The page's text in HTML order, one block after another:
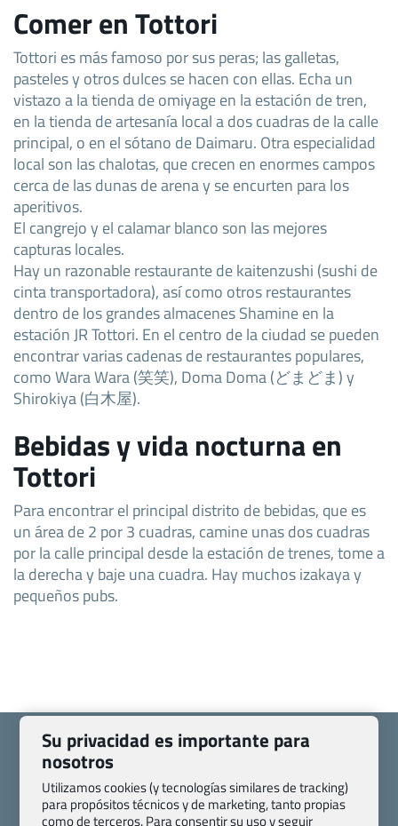
Comer en Tottori
Tottori es más famoso por sus peras; las galletas,
pasteles y otros dulces se hacen con ellas. Echa un
vistazo a la tienda de omiyage en la estación de tren,
en la tienda de artesanía local a dos cuadras de la calle
principal, o en el sótano de Daimaru. Otra especialidad
local son las chalotas, que crecen en enormes campos
cerca de las dunas de arena y se encurten para los
aperitivos.
El cangrejo y el calamar blanco son las mejores
capturas locales.
Hay un razonable restaurante de kaitenzushi (sushi de
cinta transportadora), así como otros restaurantes
dentro de los grandes almacenes Shamine en la
estación JR Tottori. En el centro de la ciudad se pueden
encontrar varias cadenas de restaurantes populares,
como Wara Wara (笑笑), Doma Doma (どまどま) y
Shirokiya (白木屋).
Bebidas y vida nocturna en
Tottori
Para encontrar el principal distrito de bebidas, que es
un área de 2 por 3 cuadras, camine unas dos cuadras
por la calle principal desde la estación de trenes, tome a
la derecha y baje una cuadra. Hay muchos izakaya y
pequeños pubs.
Quienes somos
Contacto
Su privacidad es importante para
nosotros
Utilizamos cookies (y tecnologías similares de tracking)
para propósitos técnicos y de marketing, tanto propias
como de terceros. Para consentir su uso y seguir